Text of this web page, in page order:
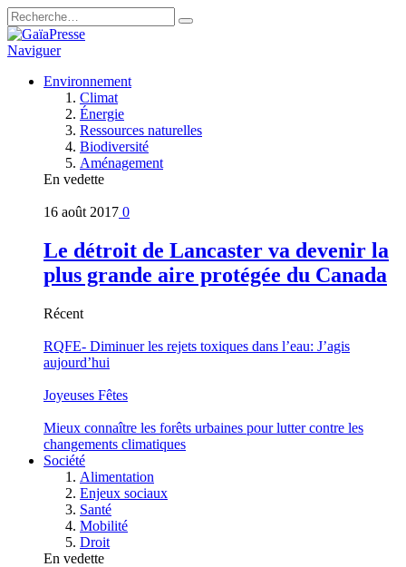
Naviguer
Environnement
Climat
Énergie
Ressources naturelles
Biodiversité
Aménagement
En vedette
16 août 2017 0
Le détroit de Lancaster va devenir la
plus grande aire protégée du Canada
Récent
RQFE- Diminuer les rejets toxiques dans l’eau: J’agis
aujourd’hui
Joyeuses Fêtes
Mieux connaître les forêts urbaines pour lutter contre les
changements climatiques
Société
Alimentation
Enjeux sociaux
Santé
Mobilité
Droit
En vedette